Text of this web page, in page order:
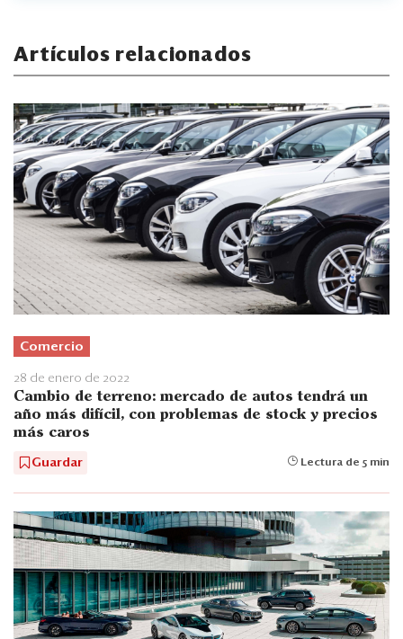
Artículos relacionados
Comercio
28 de enero de 2022
Cambio de terreno: mercado de autos tendrá un
año más difícil, con problemas de stock y precios
más caros
Guardar Lectura de 5 min